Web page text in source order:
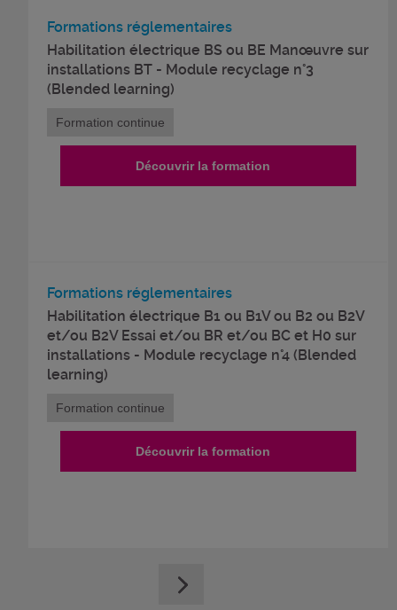
Formations réglementaires
Habilitation électrique BS ou BE Manœuvre sur
installations BT - Module recyclage n°3
(Blended learning)
Formation continue
Découvrir la formation
Formations réglementaires
Habilitation électrique B1 ou B1V ou B2 ou B2V
et/ou B2V Essai et/ou BR et/ou BC et H0 sur
installations - Module recyclage n°4 (Blended
learning)
Formation continue
Découvrir la formation